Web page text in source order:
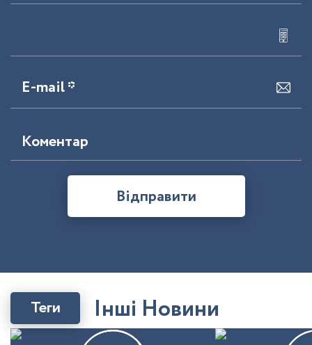
E-mail *
Коментар
Відправити
Інші Новини
Теги